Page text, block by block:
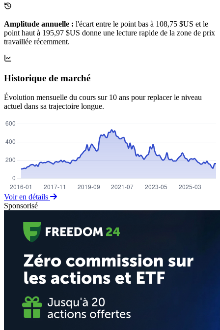
Amplitude annuelle : l'écart entre le point bas à 108,75 $US et le
point haut à 195,97 $US donne une lecture rapide de la zone de prix
travaillée récemment.
Historique de marché
Évolution mensuelle du cours sur 10 ans pour replacer le niveau
actuel dans sa trajectoire longue.
Voir en détails
Sponsorisé